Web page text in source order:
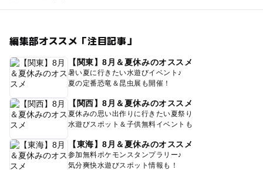
編集部オススメ「注目記事」
【関東】8月＆夏休みのオススメ
暑い夏に行きたい水遊びイベント♪
夏の定番恐竜＆昆虫展も開催！
【関西】8月＆夏休みのオススメ
夏休みの思い出作りに行きたい夏祭り
水遊びスポット＆子供無料イベントも
【東海】8月＆夏休みのオススメ
参加無料ポケモンスタンプラリー♪
気分爽快水遊びスポット情報も！